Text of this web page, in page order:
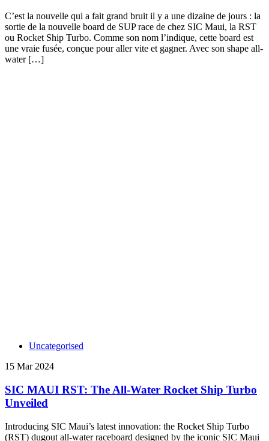
C’est la nouvelle qui a fait grand bruit il y a une dizaine de jours : la
sortie de la nouvelle board de SUP race de chez SIC Maui, la RST
ou Rocket Ship Turbo. Comme son nom l’indique, cette board est
une vraie fusée, conçue pour aller vite et gagner. Avec son shape all-
water […]
Uncategorised
15 Mar 2024
SIC MAUI RST: The All-Water Rocket Ship Turbo
Unveiled
Introducing SIC Maui’s latest innovation: the Rocket Ship Turbo
(RST) dugout all-water raceboard designed by the iconic SIC Maui